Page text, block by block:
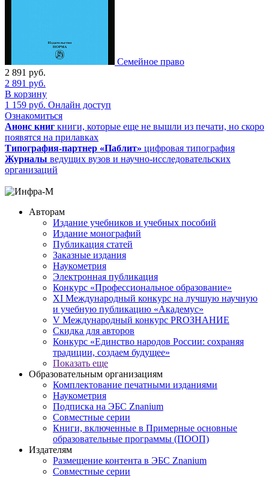
Семейное право
2 891 руб.
2 891 руб.
В корзину
1 159 руб. Онлайн доступ
Ознакомиться
Анонс книг книги, которые еще не вышли из печати, но скоро
появятся на прилавках
Типография-партнер «Паблит» цифровая типография
Журналы ведущих вузов и научно-исследовательских
организаций
Авторам
Издание учебников и учебных пособий
Издание монографий
Публикация статей
Заказные издания
Наукометрия
Электронная публикация
Конкурс «Профессиональное образование»
XI Международный конкурс на лучшую научную
и учебную публикацию «Академус»
V Международный конкурс PROЗНАНИЕ
Скидка для авторов
Конкурс «Единство народов России: сохраняя
традиции, создаем будущее»
Показать еще
Образовательным организациям
Комплектование печатными изданиями
Наукометрия
Подписка на ЭБС Znanium
Совместные серии
Книги, включенные в Примерные основные
образовательные программы (ПООП)
Издателям
Размещение контента в ЭБС Znanium
Совместные серии